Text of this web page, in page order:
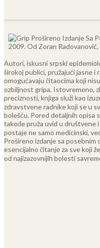
Autori, iskusni srpski
širokoj publici, pružajući jasne i
omogućavaju čitaocima koji
ozbiljnost gripa. Istovremeno,
preciznosti, knjiga služi kao
zdravstvene radnike koji se u
bolešću. Pored detaljnih opisa
takođe pruža uvid u društvene
postaje ne samo medicinski,
Prošireno izdanje sa posebnim
esencijalno čitanje za sve koji
od najizazovnijih bolesti